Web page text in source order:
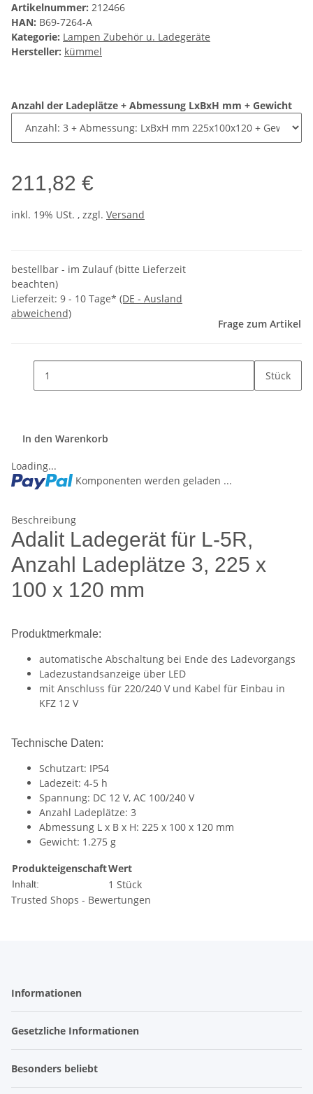
Artikelnummer: 212466
HAN: B69-7264-A
Kategorie: Lampen Zubehör u. Ladegeräte
Hersteller: kümmel
Anzahl der Ladeplätze + Abmessung LxBxH mm + Gewicht
211,82 €
inkl. 19% USt. , zzgl. Versand
bestellbar - im Zulauf (bitte Lieferzeit
beachten)
Lieferzeit: 9 - 10 Tage* (DE - Ausland
abweichend)
Frage zum Artikel
Stück
In den Warenkorb
Loading...
Komponenten werden geladen ...
Beschreibung
Adalit Ladegerät für L-5R,
Anzahl Ladeplätze 3, 225 x
100 x 120 mm
Produktmerkmale:
automatische Abschaltung bei Ende des Ladevorgangs
Ladezustandsanzeige über LED
mit Anschluss für 220/240 V und Kabel für Einbau in
KFZ 12 V
Technische Daten:
Schutzart: IP54
Ladezeit: 4-5 h
Spannung: DC 12 V, AC 100/240 V
Anzahl Ladeplätze: 3
Abmessung L x B x H: 225 x 100 x 120 mm
Gewicht: 1.275 g
ProdukteigenschaftWert
Inhalt:
1 Stück
Trusted Shops - Bewertungen
Informationen
Gesetzliche Informationen
Besonders beliebt